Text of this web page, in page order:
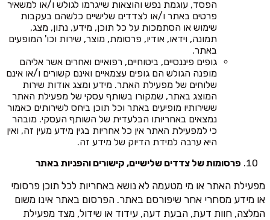
הפסד, עוגמת נפש והוצאות שייגרמו לגולש ו/או למשאיר
פרטים באתר ו/או לצדדים שלישיים כלשהם בעקבות
שימוש או הסתמכות על כל תוכן, מידע, נתון, מצג,
תמונה, וידאו, אודיו, פרסומת, מוצר, שירות וכו' המופעים
באתר.
גופים פיננסיים, ביטוחיים, רפואיים ואחרים אשר אליהם
מופנה הגולש הם גופים עצמאיים ואינם קשורים ו/או אינם
שלוחים של מפעילת האתר. מידע ומצג אודות שירות
המוצג באתר, שמקורו בשותף עסקי של מפעילת האתר
ששירותיו מופיעים באתר וכל תוכן ביחס לשירותים כאמור
נמצאים באחריותו הבלעדית של השותף העסקי. מובהר
כי למפעילת האתר אין כל אחריות בגין מידע מעין זה, ואין
היא ערבה למידת הדיוק של מידע זה.
פרסומות של צדדים שלישיים, קישורים והפניות באתר
מפעילת האתר או מי מטעמה לא נושא באחריות לכל תוכן פרסומי
או מידע מסחרי אחר שיפורסם באתר. הפרסום באתר אינו משום
המלצה, חוות דעת, הבעת דעה, עידוד או שידול, מצד מפעילת